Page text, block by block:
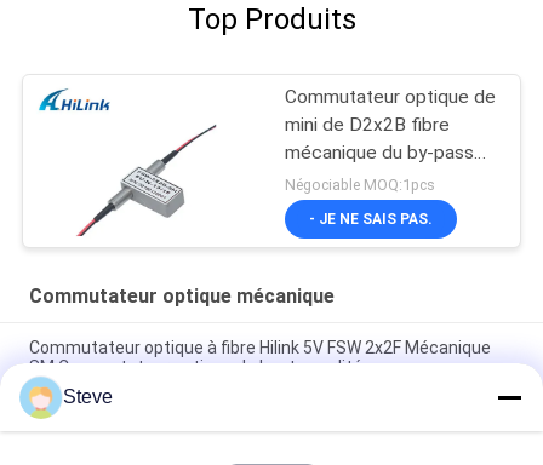
Top Produits
Commutateur optique de
mini de D2x2B fibre
mécanique du by-pass
1310nm 1550nm
Négociable MOQ:1pcs
- JE NE SAIS PAS.
Commutateur optique mécanique
Commutateur optique à fibre Hilink 5V FSW 2x2F Mécanique
SM Commutateur optique de haute qualité
Adaptateur convertisseur fibre double vers fibre simple 1U
Rack DF-SF-CVR-LGX QSFP QSFP28 40 100G 80KM
Steve